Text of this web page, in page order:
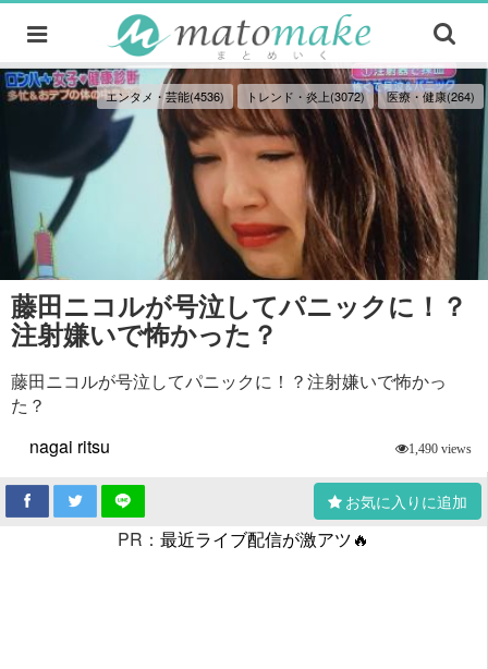
エンタメ・芸能(4536) トレンド・炎上(3072) 医療・健康(264)
藤田ニコルが号泣してパニックに！？
注射嫌いで怖かった？
藤田ニコルが号泣してパニックに！？注射嫌いで怖かっ
た？
nagai ritsu
1,490 views
お気に入りに追加
PR： 最近ライブ配信が激アツ🔥